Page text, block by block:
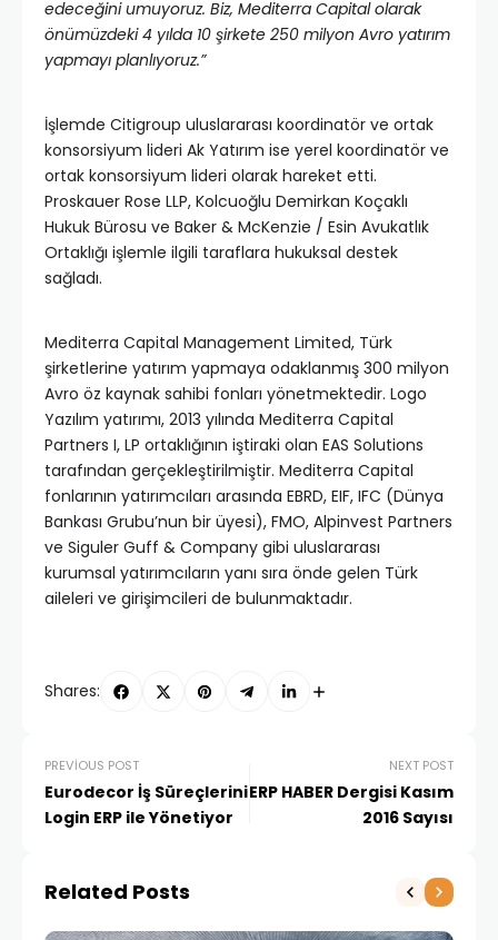
edeceğini umuyoruz. Biz, Mediterra Capital olarak
önümüzdeki 4 yılda 10 şirkete 250 milyon Avro yatırım
yapmayı planlıyoruz.”
İşlemde Citigroup uluslararası koordinatör ve ortak
konsorsiyum lideri Ak Yatırım ise yerel koordinatör ve
ortak konsorsiyum lideri olarak hareket etti.
Proskauer Rose LLP, Kolcuoğlu Demirkan Koçaklı
Hukuk Bürosu ve Baker & McKenzie / Esin Avukatlık
Ortaklığı işlemle ilgili taraflara hukuksal destek
sağladı.
Mediterra Capital Management Limited, Türk
şirketlerine yatırım yapmaya odaklanmış 300 milyon
Avro öz kaynak sahibi fonları yönetmektedir. Logo
Yazılım yatırımı, 2013 yılında Mediterra Capital
Partners I, LP ortaklığının iştiraki olan EAS Solutions
tarafından gerçekleştirilmiştir. Mediterra Capital
fonlarının yatırımcıları arasında EBRD, EIF, IFC (Dünya
Bankası Grubu’nun bir üyesi), FMO, Alpinvest Partners
ve Siguler Guff & Company gibi uluslararası
kurumsal yatırımcıların yanı sıra önde gelen Türk
aileleri ve girişimcileri de bulunmaktadır.
Shares:
PREVIOUS POST
Eurodecor İş Süreçlerini
Login ERP ile Yönetiyor
NEXT POST
ERP HABER Dergisi Kasım
2016 Sayısı
Related Posts